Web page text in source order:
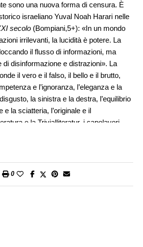
sono una nuova forma di censura. È
israeliano Yuval Noah Harari nelle
secolo (Bompiani,5+): «In un mondo
irrilevanti, la lucidità è potere. La
il flusso di informazioni, ma
di disinformazione e distrazioni». La
il vero e il falso, il bello e il brutto,
e l’ignoranza, l’eleganza e la
la sinistra e la destra, l’equilibrio
e la sciatteria, l’originale e il
e la Trivialliteratur, i capolavori
sotto il cielo» scrive Gino Roncaglia nel
nuove generazioni riusciranno, come le
0